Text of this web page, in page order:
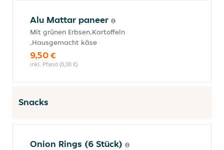
Alu Mattar paneer
Mit grünen Erbsen,Kartoffeln
,Hausgemacht käse
9,50 €
inkl. Pfand (0,00 €)
Snacks
Onion Rings (6 Stück)